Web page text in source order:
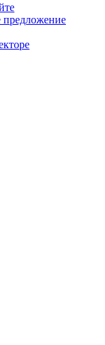
предложение